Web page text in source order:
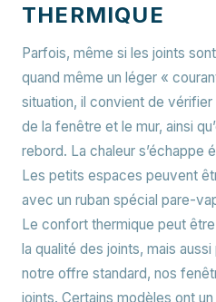
THERMIQUE
Parfois, même si les joints
quand même un léger «
situation, il convient de vérifier
de la fenêtre et le mur, ainsi
rebord. La chaleur s’échappe
Les petits espaces peuvent
avec un ruban spécial pare-
Le confort thermique peut
la qualité des joints, mais
notre offre standard, nos
joints. Certains modèles ont